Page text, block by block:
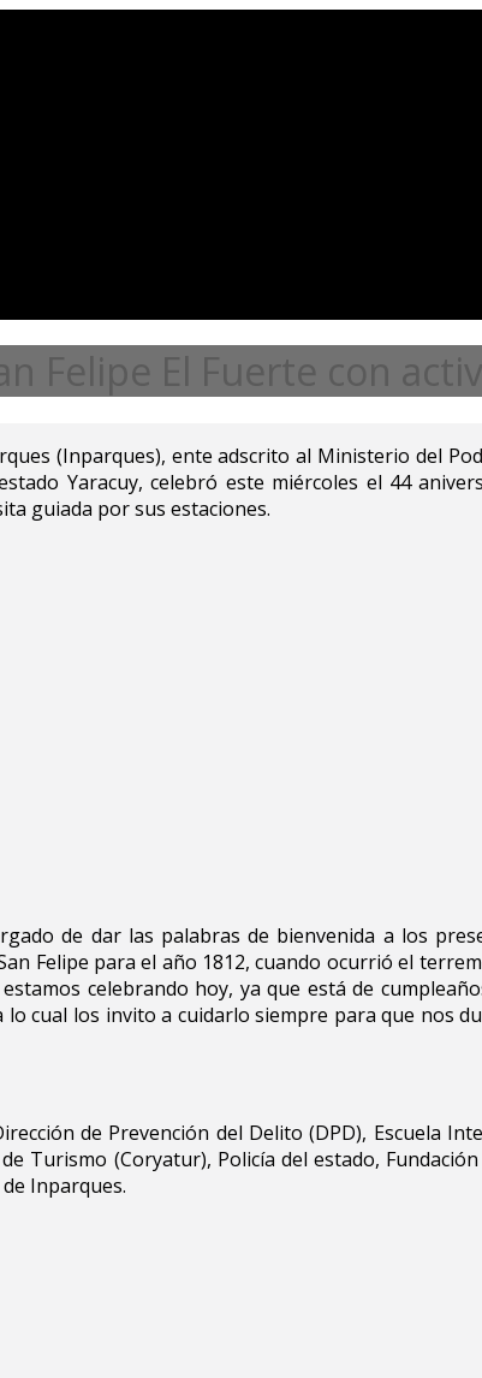
Felipe El Fuerte con
(Inparques), ente adscrito al Ministerio del
Yaracuy, celebró este miércoles el 44
guiada por sus estaciones.
de dar las palabras de bienvenida a los
Felipe para el año 1812, cuando ocurrió el
celebrando hoy, ya que está de
cual los invito a cuidarlo siempre para que nos
de Prevención del Delito (DPD), Escuela
Turismo (Coryatur), Policía del estado,
Inparques.